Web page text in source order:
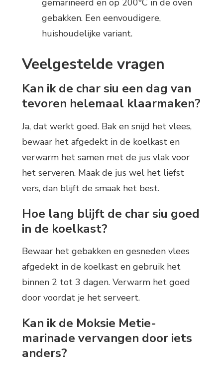
gebakken. Een eenvoudigere,
huishoudelijke variant.
Veelgestelde vragen
Kan ik de char siu een dag van
tevoren helemaal klaarmaken?
Ja, dat werkt goed. Bak en snijd het vlees,
bewaar het afgedekt in de koelkast en
verwarm het samen met de jus vlak voor
het serveren. Maak de jus wel het liefst
vers, dan blijft de smaak het best.
Hoe lang blijft de char siu goed
in de koelkast?
Bewaar het gebakken en gesneden vlees
afgedekt in de koelkast en gebruik het
binnen 2 tot 3 dagen. Verwarm het goed
door voordat je het serveert.
Kan ik de Moksie Metie-
marinade vervangen door iets
anders?